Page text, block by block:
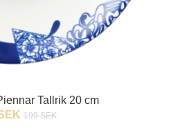
Tallrik 20 cm
199 SEK